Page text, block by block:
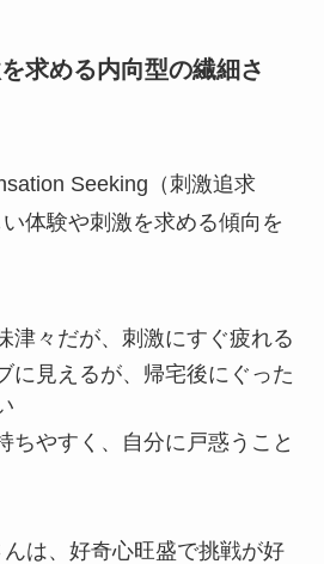
求める内向型の繊細さ
Seeking（刺激追求
体験や刺激を求める傾向を
津々だが、刺激にすぐ疲れる
に見えるが、帰宅後にぐった
ちやすく、自分に戸惑うこと
は、好奇心旺盛で挑戦が好